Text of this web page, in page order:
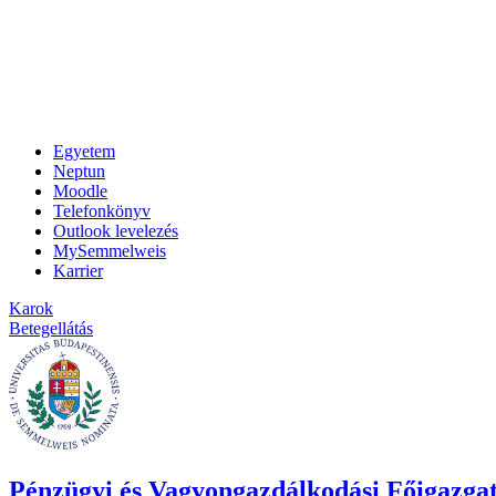
Egyetem
Neptun
Moodle
Telefonkönyv
Outlook levelezés
MySemmelweis
Karrier
Karok
Betegellátás
Pénzügyi és Vagyongazdálkodási